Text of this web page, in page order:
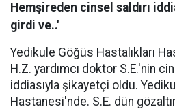
Hemşireden cinsel saldırı
girdi ve..'
Yedikule Göğüs Hastalıkları
H.Z. yardımcı doktor S.E.'nin
iddiasıyla şikayetçi oldu.
Hastanesi'nde. S.E. dün